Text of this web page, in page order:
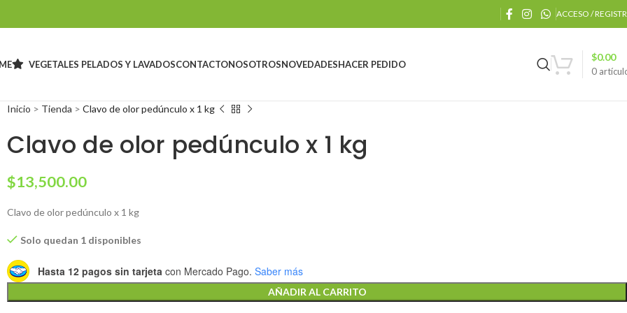
ACCESO /
VEGETALES PELADOS Y LAVADOSCONTACTONOSOTROSNOVEDADESHACER PEDIDO
0
$0.00
Inicio > Tienda > Clavo de olor pedúnculo x 1 kg
Clavo de olor pedúnculo x 1 kg
$13,500.00
Clavo de olor pedúnculo x 1 kg
Solo quedan 1 disponibles
Hasta 12 pagos sin tarjeta con Mercado Pago. Saber más
AÑADIR AL CARRITO